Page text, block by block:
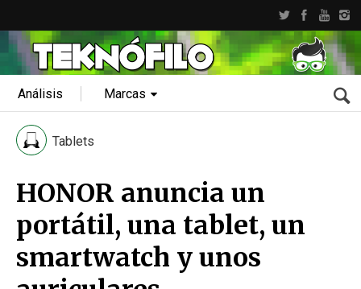
Análisis Marcas
Tablets
HONOR anuncia un
portátil, una tablet, un
smartwatch y unos